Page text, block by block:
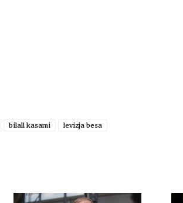
bilall kasami levizja besa